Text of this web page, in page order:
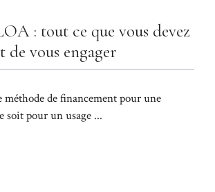
: tout ce que vous devez
de vous engager
de financement pour une
soit pour un usage ...